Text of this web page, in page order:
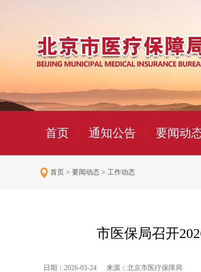
首页 通知公告 要闻动
首页 > 要闻动态 > 工作动态
市医保局召开
日期：2026-03-24 来源：北京市医疗保障局